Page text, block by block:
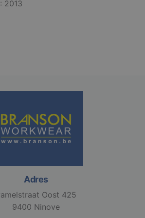
2013
Adres
Oost 425
9400 Ninove
van de website mogelijk, zoals
en accountbeheer. De
niet goed worden gebruikt zonder de
cookies.